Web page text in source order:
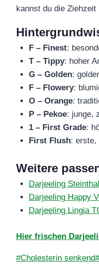
kannst du die
F – Finest:
T – Tippy: hoher
G – Golden:
F – Flowery:
O – Orange:
P – Pekoe: junge,
1 – First Grade:
First Flush: erste,
Weitere
Darjeeling
Darjeeling Happy
Darjeeling Lingia
Hier frischen
Schlagworte:
#Cholesterin senkend#